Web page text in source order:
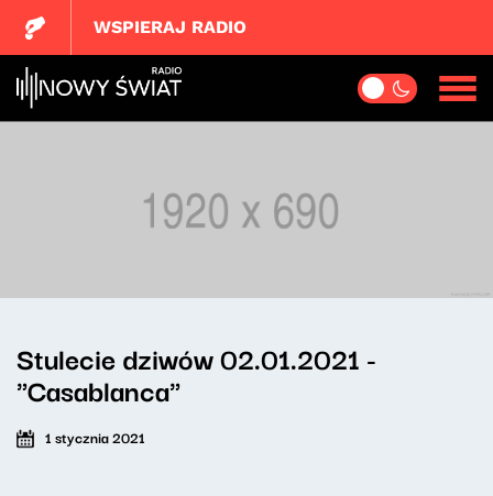
WSPIERAJ RADIO
Stulecie dziwów 02.01.2021 -
"Casablanca"
1 stycznia 2021